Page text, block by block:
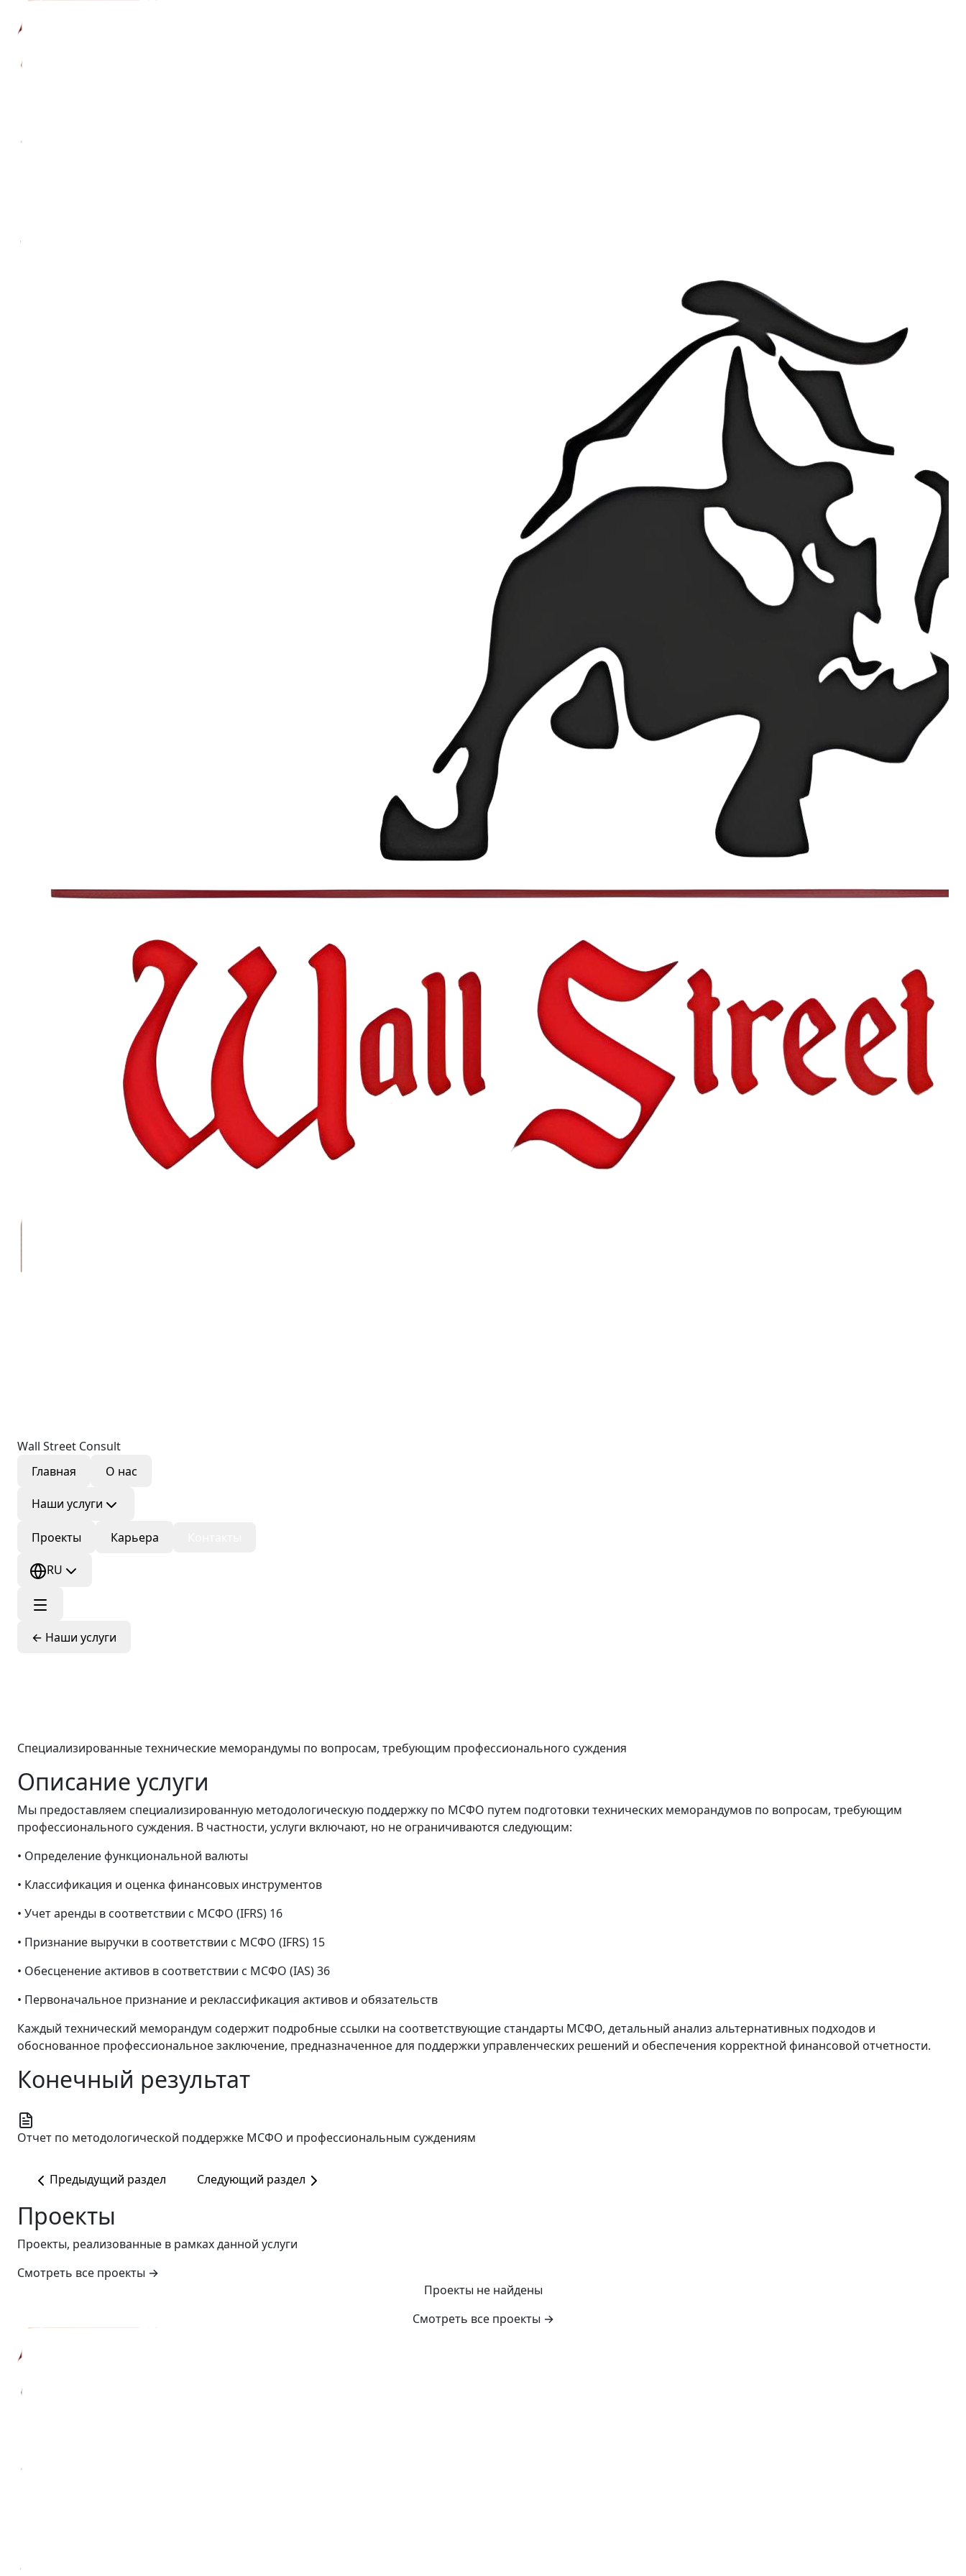
Wall Street Consult
Главная
О нас
Наши услуги
Проекты Карьера
RU
← Наши услуги
Специализированные технические меморандумы по вопросам, требующим профессионального суждения
Описание услуги
Мы предоставляем специализированную методологическую поддержку по МСФО путем подготовки технических меморандумов по вопросам, требующим
профессионального суждения. В частности, услуги включают, но не ограничиваются следующим:
• Определение функциональной валюты
• Классификация и оценка финансовых инструментов
• Учет аренды в соответствии с МСФО (IFRS) 16
• Признание выручки в соответствии с МСФО (IFRS) 15
• Обесценение активов в соответствии с МСФО (IAS) 36
• Первоначальное признание и реклассификация активов и обязательств
Каждый технический меморандум содержит подробные ссылки на соответствующие стандарты МСФО, детальный анализ альтернативных подходов и
обоснованное профессиональное заключение, предназначенное для поддержки управленческих решений и обеспечения корректной финансовой отчетности.
Конечный результат
Отчет по методологической поддержке МСФО и профессиональным суждениям
Предыдущий раздел Следующий раздел
Проекты
Проекты, реализованные в рамках данной услуги
Смотреть все проекты →
Проекты не найдены
Смотреть все проекты →